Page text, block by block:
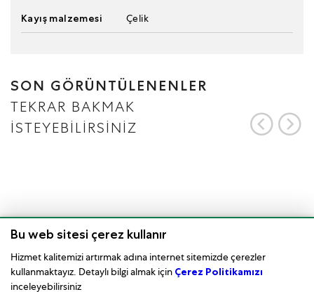
Kayış malzemesi Çelik
SON GÖRÜNTÜLENENLER
TEKRAR BAKMAK
İSTEYEBİLİRSİNİZ
Bu web sitesi çerez kullanır
Hizmet kalitemizi artırmak adına internet sitemizde çerezler
kullanmaktayız. Detaylı bilgi almak için Çerez Politikamızı
inceleyebilirsiniz